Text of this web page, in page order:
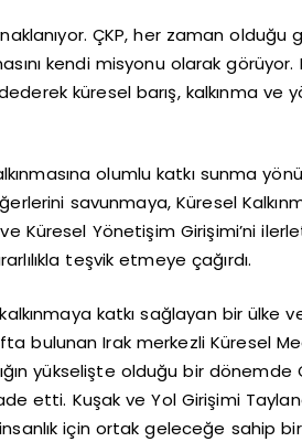
ÇKP, her zaman olduğu
kendi misyonu olarak
küresel barış, kalkınma ve
olumlu katkı sunma
savunmaya, Küresel
Küresel Yönetişim Girişimi’ni
teşvik etmeye çağırdı.
kalkınmaya katkı sağlayan bir ülke
bulunan Irak merkezli Küresel
yükselişte olduğu bir dönemde
etti. Kuşak ve Yol Girişimi
için ortak geleceğe sahip